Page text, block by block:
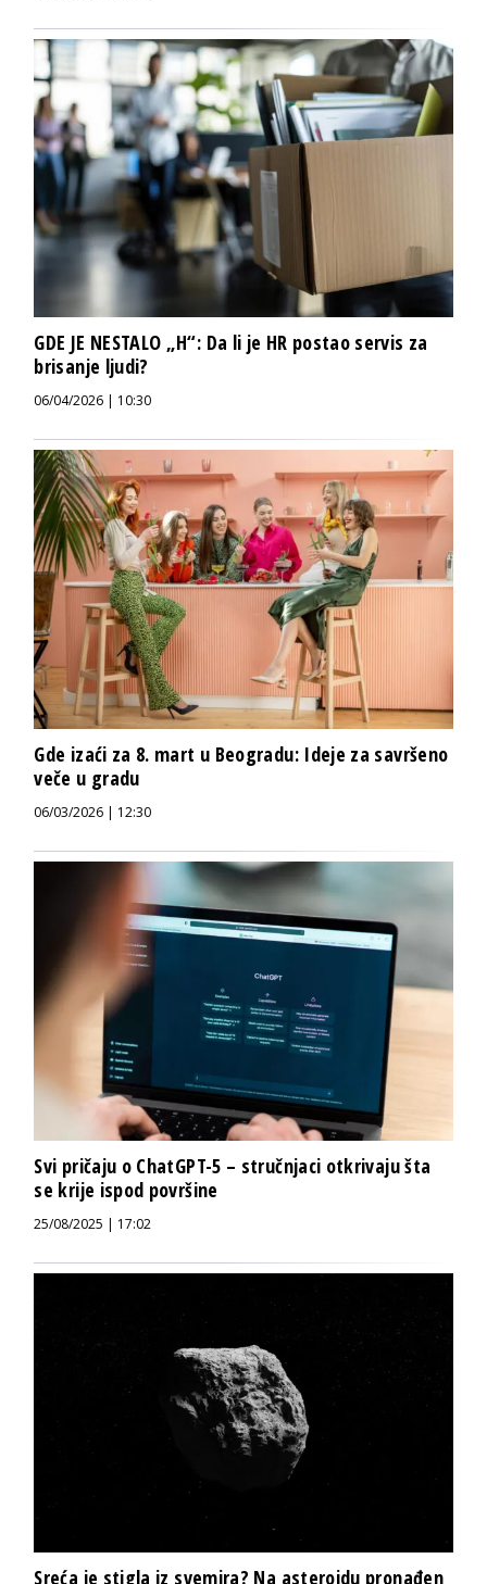
GDE JE NESTALO „H“: Da li je HR postao servis za
brisanje ljudi?
06/04/2026 | 10:30
Gde izaći za 8. mart u Beogradu: Ideje za savršeno
veče u gradu
06/03/2026 | 12:30
Svi pričaju o ChatGPT-5 – stručnjaci otkrivaju šta
se krije ispod površine
25/08/2025 | 17:02
Sreća je stigla iz svemira? Na asteroidu pronađen